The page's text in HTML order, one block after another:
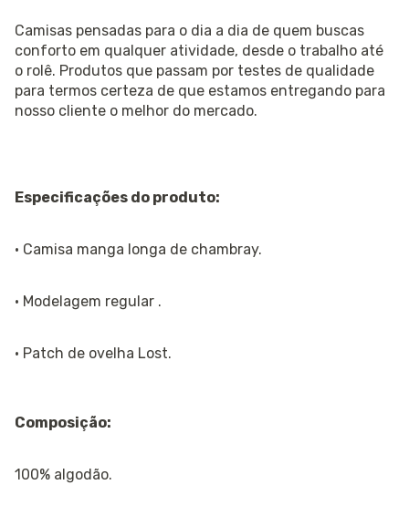
Camisas pensadas para o dia a dia de quem buscas
conforto em qualquer atividade, desde o trabalho até
o rolê. Produtos que passam por testes de qualidade
para termos certeza de que estamos entregando para
nosso cliente o melhor do mercado.
Especificações do produto:
· Camisa manga longa de chambray.
· Modelagem regular .
· Patch de ovelha Lost.
Composição:
100% algodão.